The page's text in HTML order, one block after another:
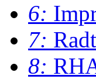
6:
7:
8: